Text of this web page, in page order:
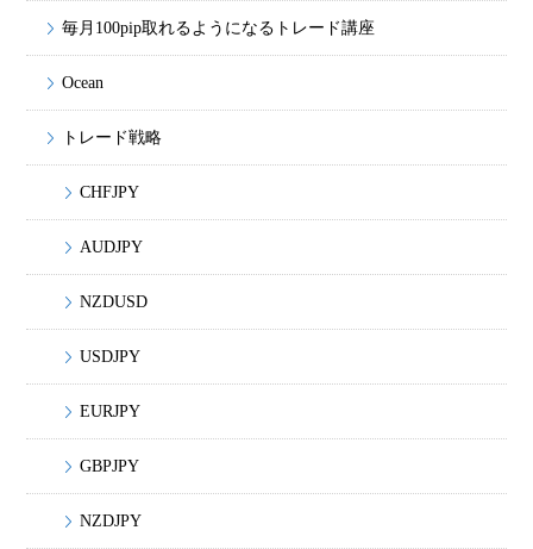
毎月100pip取れるようになるトレード講座
Ocean
トレード戦略
CHFJPY
AUDJPY
NZDUSD
USDJPY
EURJPY
GBPJPY
NZDJPY